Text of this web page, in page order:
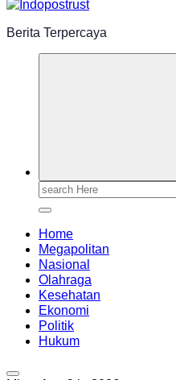
Berita Terpercaya
Search
Home
Megapolitan
Nasional
Olahraga
Kesehatan
Ekonomi
Politik
Hukum